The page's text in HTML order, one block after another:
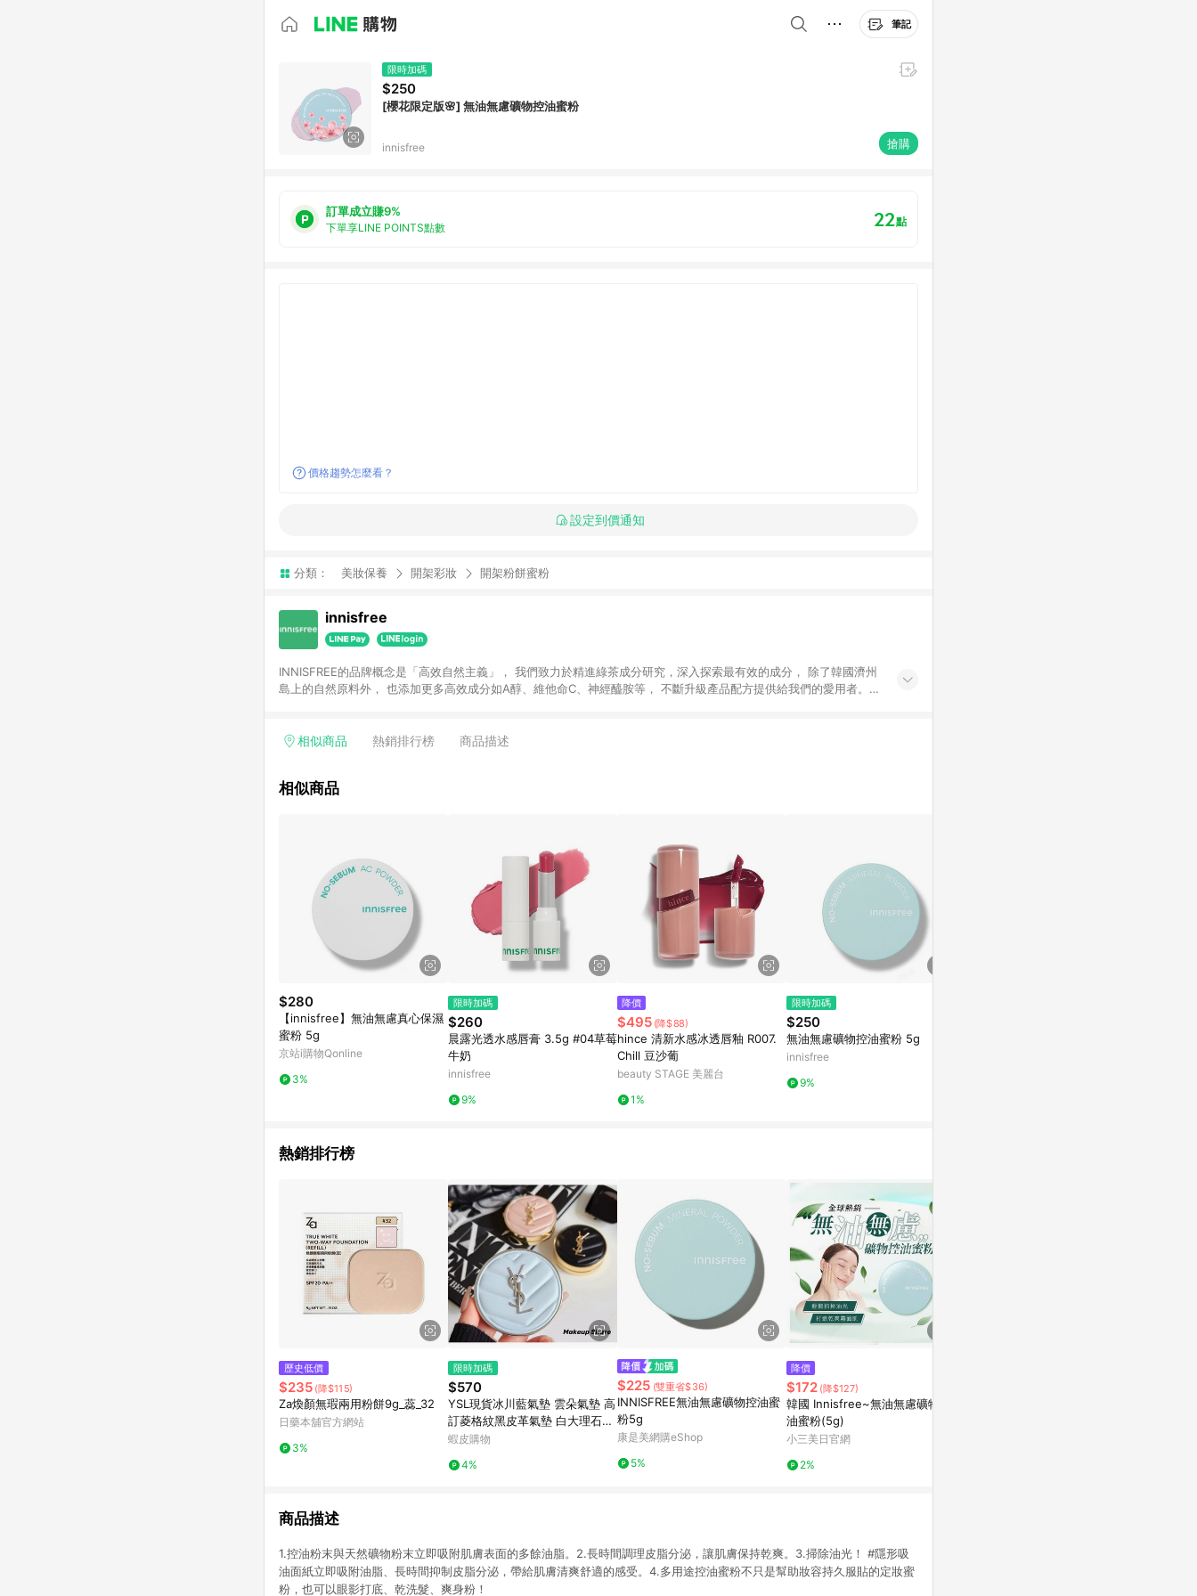
筆記
限時加碼
$250
[櫻花限定版🌸] 無油無慮礦物控油蜜粉
innisfree 搶購
訂單成立賺9%
下單享LINE POINTS點數 22點
價格趨勢怎麼看？
設定到價通知
分類： 美妝保養 開架彩妝 開架粉餅蜜粉
innisfree
INNISFREE的品牌概念是「高效自然主義」， 我們致力於精進綠茶成分研究，深入探索最有效的成分， 除了韓國濟州
島上的自然原料外， 也添加更多高效成分如A醇、維他命C、神經醯胺等， 不斷升級產品配方提供給我們的愛用者。
相似商品 熱銷排行榜 商品描述
相似商品
$280
【innisfree】無油無慮真心保濕
蜜粉 5g
京站i購物Qonline
3%
限時加碼
$260
晨露光透水感唇膏 3.5g #04草莓
牛奶
innisfree
9%
降價
$495 (降$88)
hince 清新水感冰透唇釉 R007.
Chill 豆沙葡
beauty STAGE 美麗台
1%
限時加碼
$250
無油無慮礦物控油蜜粉 5g
innisfree
9%
熱銷排行榜
歷史低價
$235 (降$115)
Za煥顏無瑕兩用粉餅9g_蕊_32
日藥本舖官方網站
3%
限時加碼
$570
YSL現貨冰川藍氣墊 雲朵氣墊 高
訂菱格紋黑皮革氣墊 白大理石高
光Hobo粉氣墊 恆久完美精華水
蝦皮購物
4%
$225 (雙重省$36)
INNISFREE無油無慮礦物控油蜜
粉5g
康是美網購eShop
5%
降價
$172 (降$127)
韓國 Innisfree~無油無慮礦物控
油蜜粉(5g)
小三美日官網
2%
商品描述
1.控油粉末與天然礦物粉末立即吸附肌膚表面的多餘油脂。2.長時間調理皮脂分泌，讓肌膚保持乾爽。3.掃除油光！ #隱形吸
油面紙立即吸附油脂、長時間抑制皮脂分泌，帶給肌膚清爽舒適的感受。4.多用途控油蜜粉不只是幫助妝容持久服貼的定妝蜜
粉，也可以眼影打底、乾洗髮、爽身粉！